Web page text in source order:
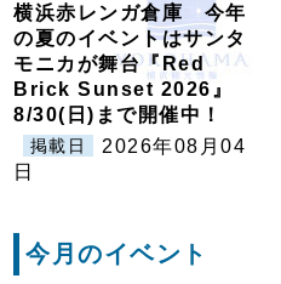
横浜赤レンガ倉庫 今年
の夏のイベントはサンタ
モニカが舞台『Red
Brick Sunset 2026』
8/30(日)まで開催中！
掲載日
2026年08月04
日
今月のイベント